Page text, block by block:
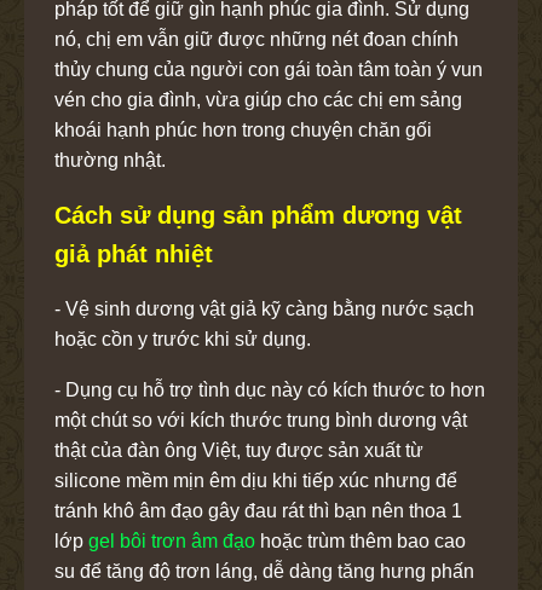
pháp tốt để giữ gìn hạnh phúc gia đình. Sử dụng
nó, chị em vẫn giữ được những nét đoan chính
thủy chung của người con gái toàn tâm toàn ý vun
vén cho gia đình, vừa giúp cho các chị em sảng
khoái hạnh phúc hơn trong chuyện chăn gối
thường nhật.
Cách sử dụng sản phẩm dương vật
giả phát nhiệt
- Vệ sinh dương vật giả kỹ càng bằng nước sạch
hoặc cồn y trước khi sử dụng.
- Dụng cụ hỗ trợ tình dục này có kích thước to hơn
một chút so với kích thước trung bình dương vật
thật của đàn ông Việt, tuy được sản xuất từ
silicone mềm mịn êm dịu khi tiếp xúc nhưng để
tránh khô âm đạo gây đau rát thì bạn nên thoa 1
lớp gel bôi trơn âm đạo hoặc trùm thêm bao cao
su để tăng độ trơn láng, dễ dàng tăng hưng phấn